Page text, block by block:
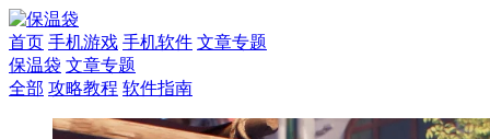
首页 手机游戏 手机软件 文章专题
保温袋 文章专题
全部 攻略教程 软件指南